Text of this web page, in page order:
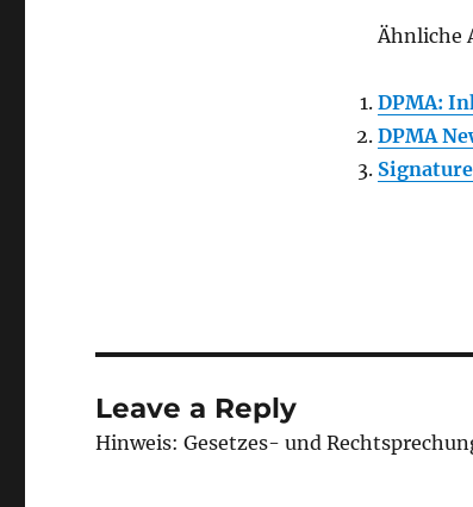
Ähnliche
DPMA:
DPMA
Leave a Reply
Hinweis: Gesetzes- und